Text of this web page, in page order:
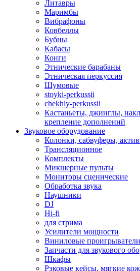
Литавры
Маримбы
Вибрафоны
Ковбеллы
Бубны
Кабасы
Конги
Этнические барабаны
Этническая перкуссия
Шумовые
stoyki-perkussii
chekhly-perkussii
Кастаньеты, джинглы,
крепление дополнений
Звуковое оборудование
Колонки, сабвуферы,
Трансляционное
Комплекты
Микшерные пульты
Мониторы сценические
Обработка звука
Наушники
DJ
Hi-fi
для стрима
Усилители мощности
Виниловые проигрыватели
Запчасти для звукового
Шкафы
Рэковые кейсы, мягкие